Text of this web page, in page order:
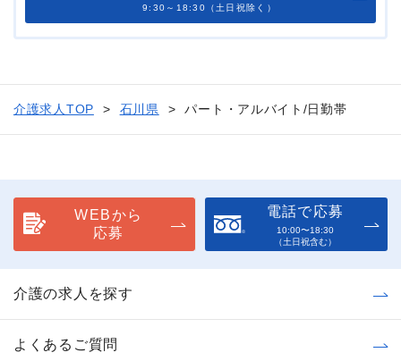
9:30～18:30（土日祝除く）
介護求人TOP 石川県 パート・アルバイト/日勤帯
WEBから
応募
電話で応募
10:00〜18:30
（土日祝含む）
介護の求人を探す
よくあるご質問